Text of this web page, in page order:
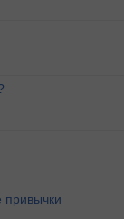
привычки